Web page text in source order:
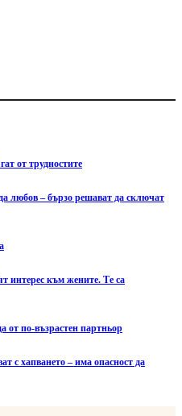
от трудностите
любов – бързо решават да сключат
интерес към жените. Те са
от по-възрастен партньор
с хапването – има опасност да